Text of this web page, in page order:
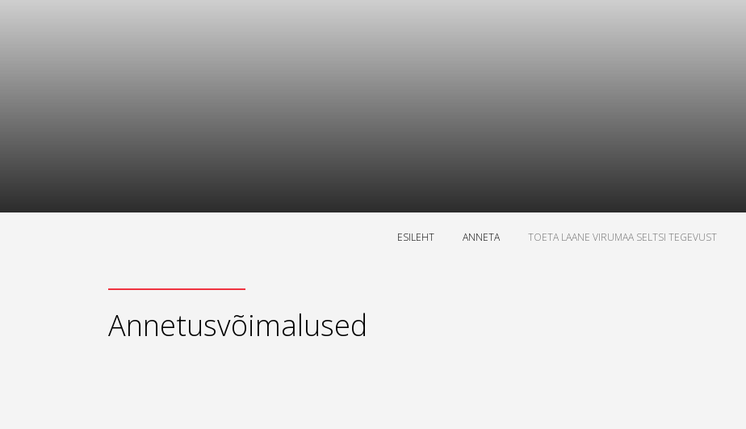
ESILEHT ANNETA TOETA LAANE VIRUMAA SELTSI TEGEVUST
Annetusvõimalused